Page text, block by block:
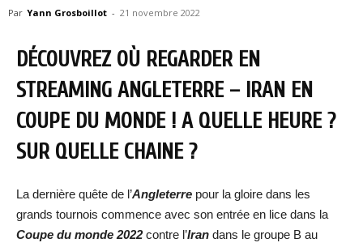
Par Yann Grosboillot - 21 novembre 2022
DÉCOUVREZ OÙ REGARDER EN
STREAMING ANGLETERRE – IRAN EN
COUPE DU MONDE ! A QUELLE HEURE ?
SUR QUELLE CHAINE ?
La dernière quête de l’Angleterre pour la gloire dans les
grands tournois commence avec son entrée en lice dans la
Coupe du monde 2022contre l’Iran dans le groupe B au